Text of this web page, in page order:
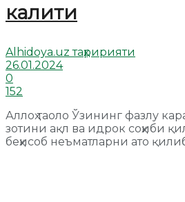
калити
Alhidoya.uz таҳририяти
26.01.2024
0
152
Аллоҳ таоло Ўзининг фазлу
зотини ақл ва идрок соҳиби
беҳисоб неъматларни ато